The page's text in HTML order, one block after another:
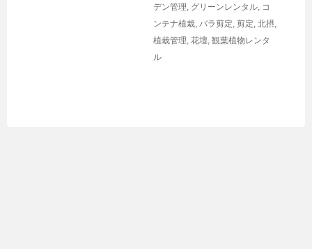
デン管理, グリーンレンタル, コ
ンテナ植栽, バラ剪定, 剪定, 北摂,
植栽管理, 花壇, 観葉植物レンタ
ル